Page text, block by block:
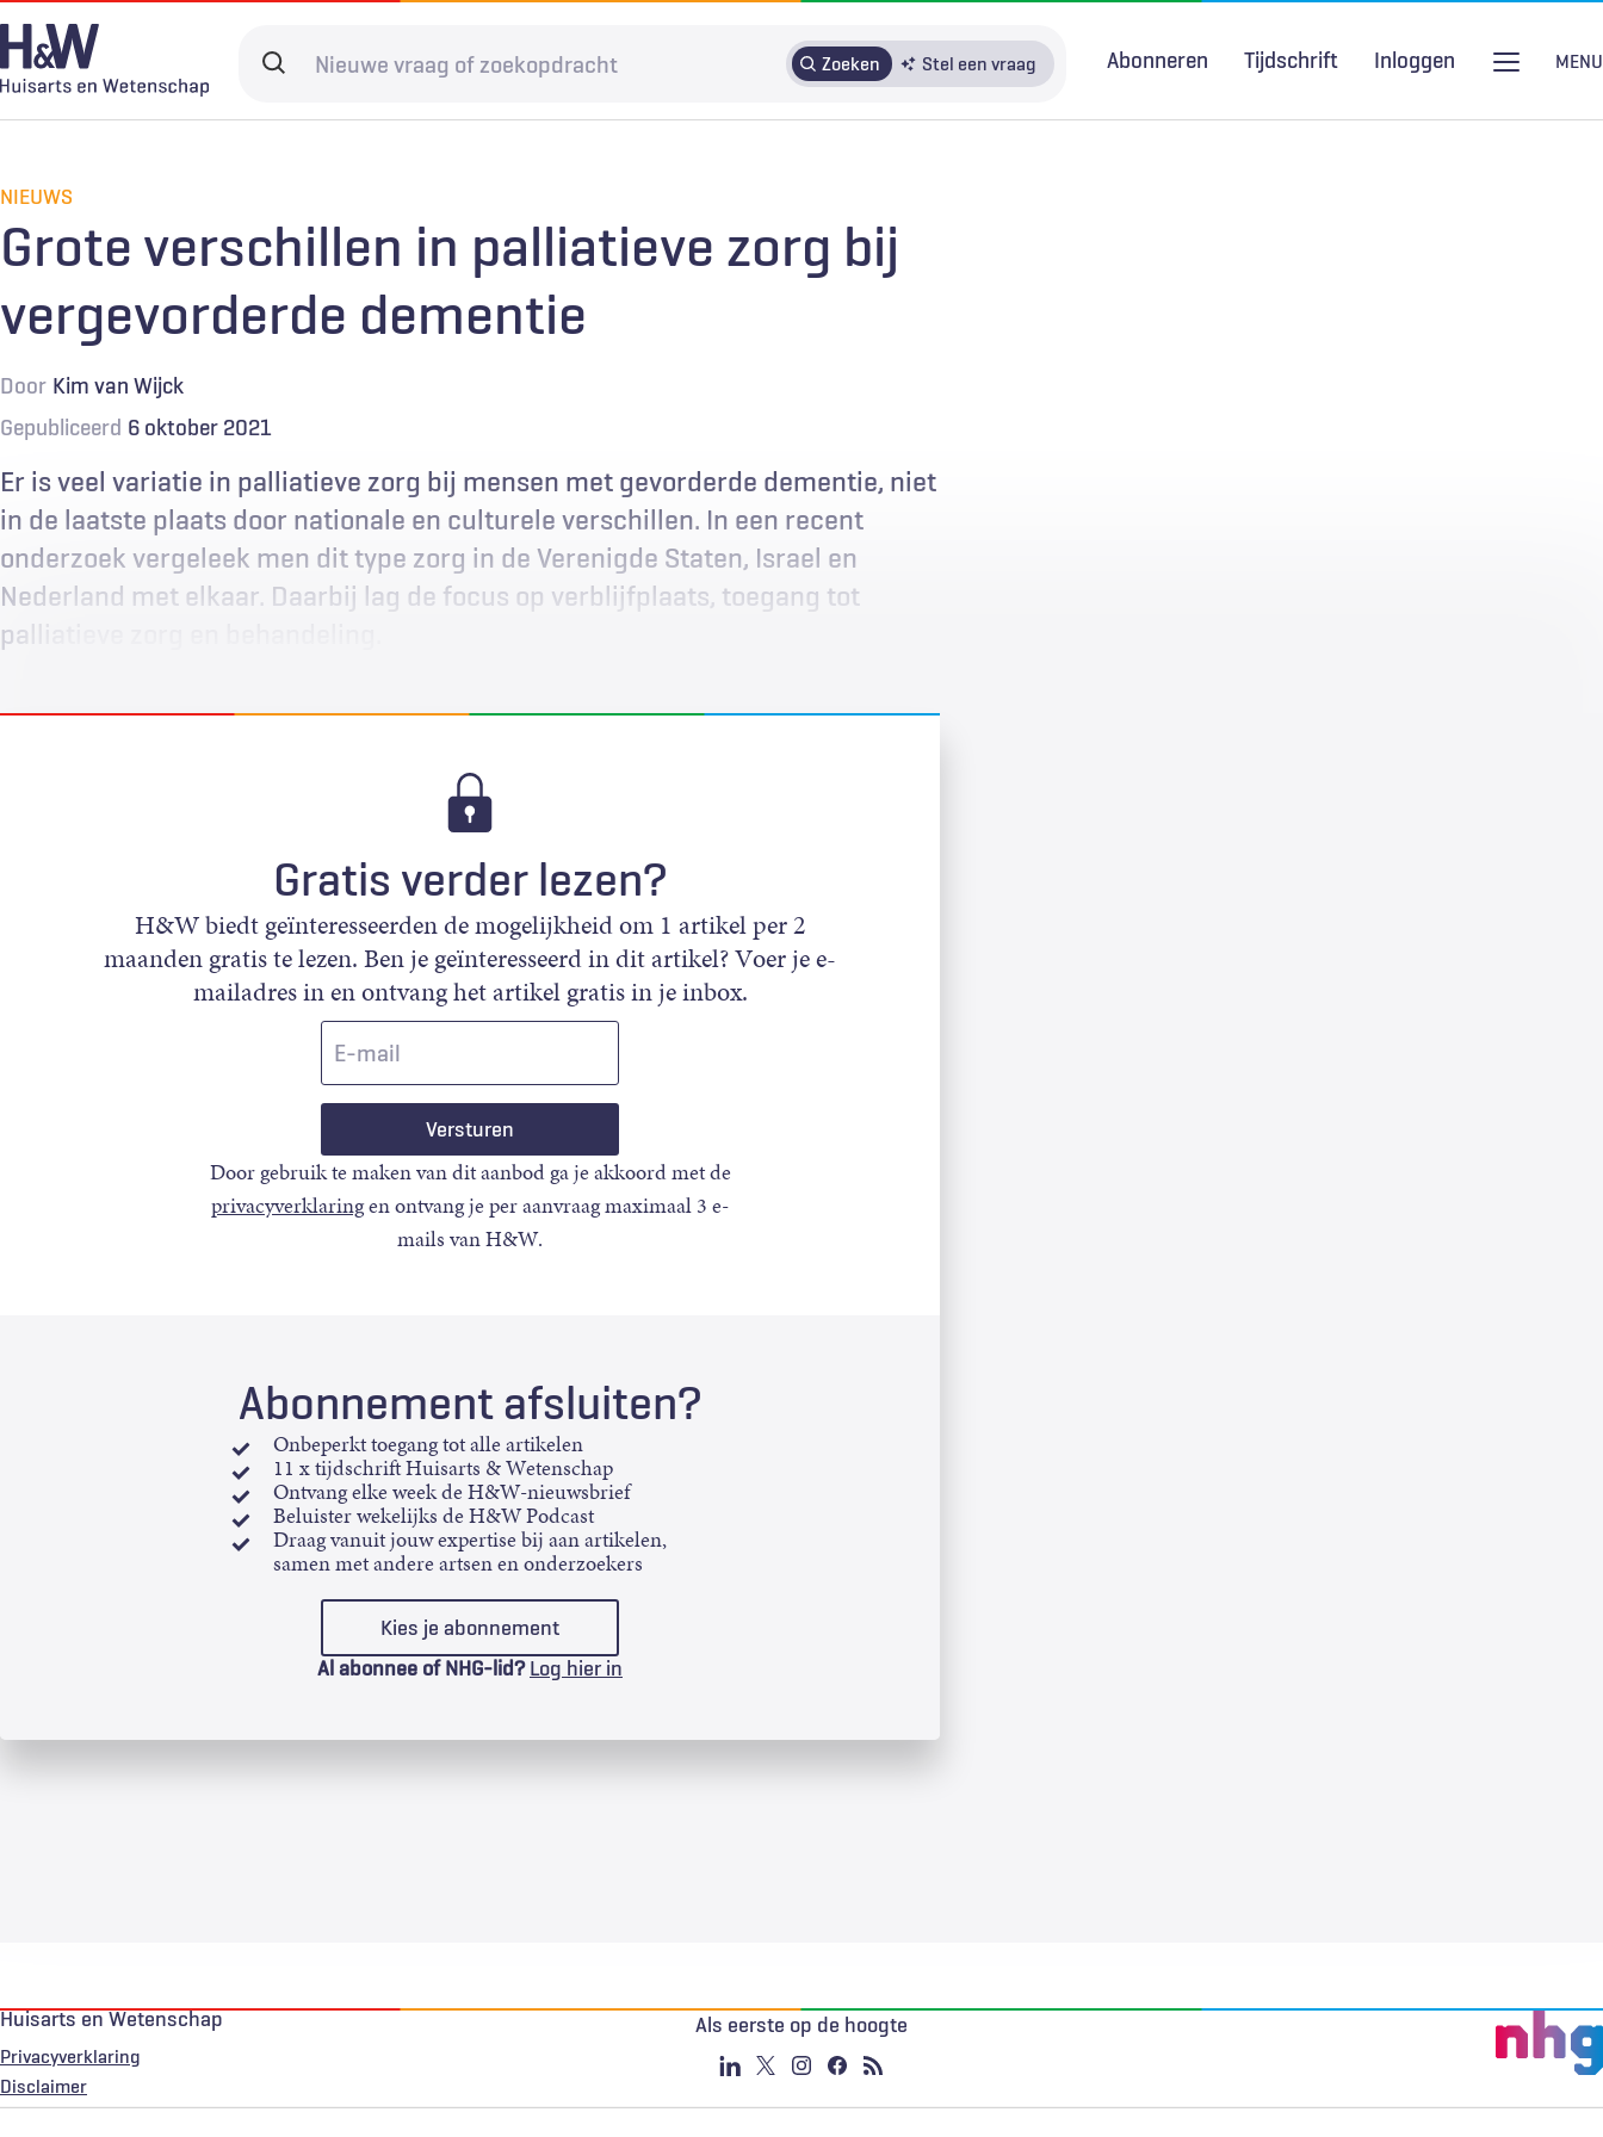
Overslaan
en
naar
gaan
Search
Zoeken Stel een vraag Abonneren Tijdschrift Inloggen MENU
Spoedzorg
Digitale zorg Levenseinde
Door in te loggen op HAweb krijgt u toegang tot de artikelen
Abonneren
NIEUWS
Grote verschillen in palliatieve zorg bij
vergevorderde dementie
Door Kim van Wijck
Gepubliceerd 6 oktober 2021
Er is veel variatie in palliatieve zorg bij mensen met gevorderde dementie, niet
in de laatste plaats door nationale en culturele verschillen. In een recent
onderzoek vergeleek men dit type zorg in de Verenigde Staten, Israel en
Nederland met elkaar. Daarbij lag de focus op verblijfplaats, toegang tot
palliatieve zorg en behandeling.
Gratis verder lezen?
H&W biedt geïnteresseerden de mogelijkheid om 1 artikel per 2
maanden gratis te lezen. Ben je geïnteresseerd in dit artikel? Voer je e-
mailadres in en ontvang het artikel gratis in je inbox.
Door gebruik te maken van dit aanbod ga je akkoord met de
privacyverklaringen ontvang je per aanvraag maximaal 3 e-
mails van H&W.
Abonnement afsluiten?
Onbeperkt toegang tot alle artikelen
11 x tijdschrift Huisarts & Wetenschap
Ontvang elke week de H&W-nieuwsbrief
Beluister wekelijks de H&W Podcast
Draag vanuit jouw expertise bij aan artikelen,
samen met andere artsen en onderzoekers
Kies je abonnement
Al abonnee of NHG-lid? Log hier in
Huisarts en Wetenschap
Privacyverklaring
Voet
Disclaimer
Als eerste op de hoogte